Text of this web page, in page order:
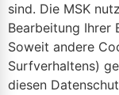
sind. Die MSK
Bearbeitung Ihrer
Soweit andere
Surfverhaltens)
diesen